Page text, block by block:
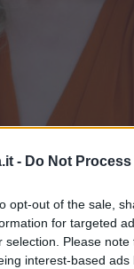
- Do Not
opt-out of the sale,
for targeted
selection. Please
interest-based